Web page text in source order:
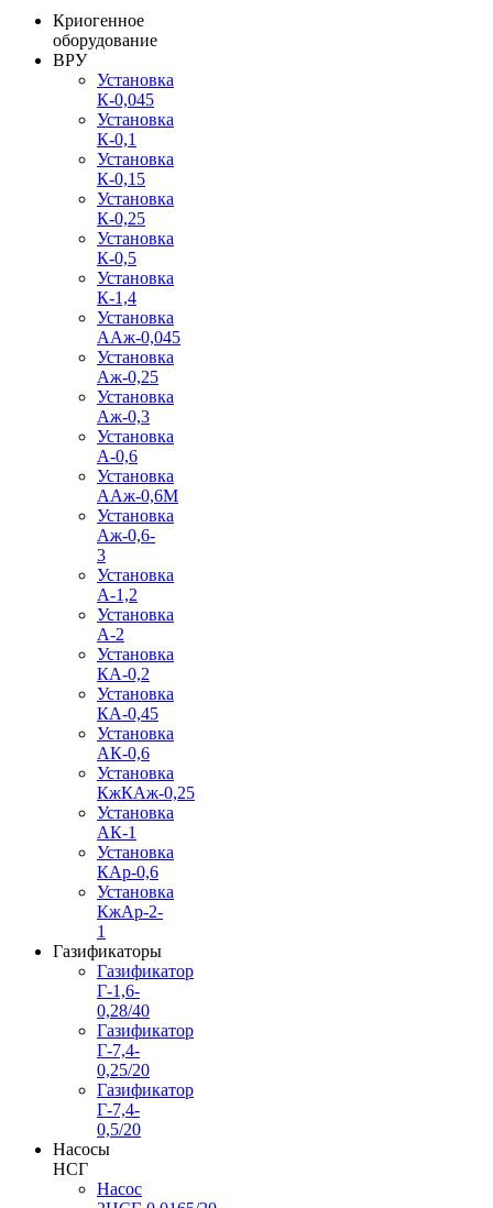
Криогенное
оборудование
ВРУ
Установка
К-0,045
Установка
К-0,1
Установка
К-0,15
Установка
К-0,25
Установка
К-0,5
Установка
К-1,4
Установка
ААж-0,045
Установка
Аж-0,25
Установка
Аж-0,3
Установка
А-0,6
Установка
ААж-0,6М
Установка
Аж-0,6-
3
Установка
А-1,2
Установка
А-2
Установка
КА-0,2
Установка
КА-0,45
Установка
АК-0,6
Установка
КжКАж-0,25
Установка
АК-1
Установка
КАр-0,6
Установка
КжАр-2-
1
Газификаторы
Газификатор
Г-1,6-
0,28/40
Газификатор
Г-7,4-
0,25/20
Газификатор
Г-7,4-
0,5/20
Насосы
НСГ
Насос